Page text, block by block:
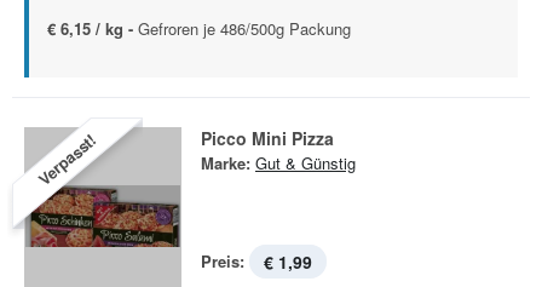
€ 6,15 / kg - Gefroren je 486/500g Packung
Verpasst! Picco Mini Pizza
Marke: Gut & Günstig
Preis: € 1,99